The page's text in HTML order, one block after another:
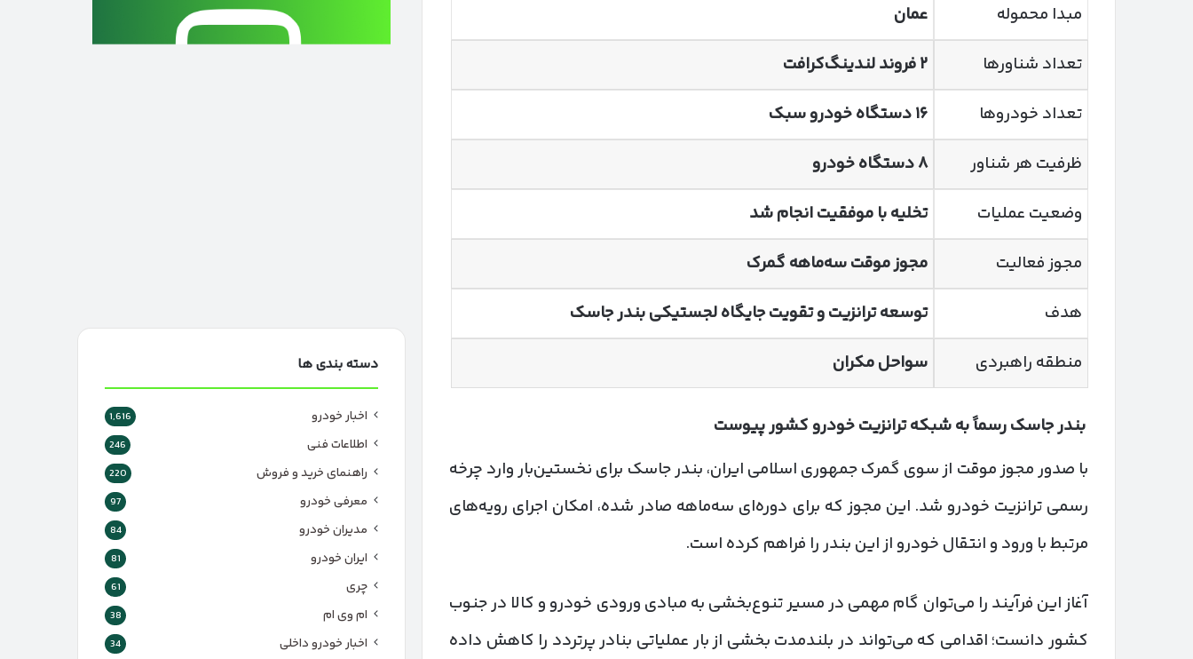
مبدا محموله
عمان
تعداد شناورها
۲فروند لندینگ‌کرافت
تعداد خودروها
۱۶دستگاه خودرو سبک
ظرفیت هر شناور
۸دستگاه خودرو
وضعیت عملیات
تخلیه با موفقیت انجام شد
مجوز فعالیت
مجوز موقت سه‌ماهه گمرک
هدف
توسعه ترانزیت و تقویت جایگاه لجستیکی بندر جاسک
منطقه راهبردی
سواحل مکران
بندر جاسک رسماً به شبکه ترانزیت خودرو کشور پیوست
با صدور مجوز موقت از سوی گمرک جمهوری اسلامی ایران، بندر جاسک برای نخستین‌بار وارد چرخه
رسمی ترانزیت خودرو شد. این مجوز که برای دوره‌ای سه‌ماهه صادر شده، امکان اجرای رویه‌های
مرتبط با ورود و انتقال خودرو از این بندر را فراهم کرده است.
آغاز این فرآیند را می‌توان گام مهمی در مسیر تنوع‌بخشی به مبادی ورودی خودرو و کالا در جنوب
کشور دانست؛ اقدامی که می‌تواند در بلندمدت بخشی از بار عملیاتی بنادر پرتردد را کاهش داده
دسته بندی ها
اخبار خودرو 1,616
اطلاعات فنی 246
راهنمای خرید و فروش 220
معرفی خودرو 97
مدیران خودرو 84
ایران خودرو 81
چری 61
ام وی ام 38
اخبار خودرو داخلی 34